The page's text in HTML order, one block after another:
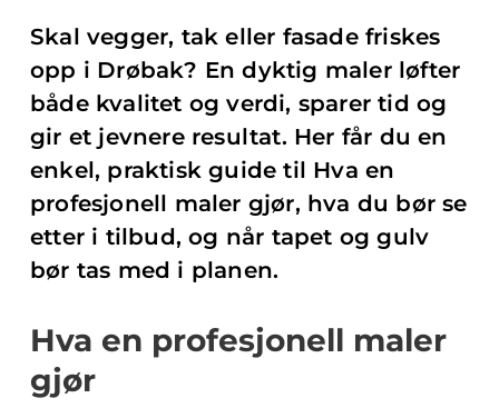
Skal vegger, tak eller fasade friskes
opp i Drøbak? En dyktig maler løfter
både kvalitet og verdi, sparer tid og
gir et jevnere resultat. Her får du en
enkel, praktisk guide til Hva en
profesjonell maler gjør, hva du bør se
etter i tilbud, og når tapet og gulv
bør tas med i planen.
Hva en profesjonell maler
gjør